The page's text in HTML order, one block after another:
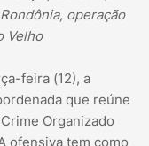
operação
Velho
feira (12), a
que reúne
Organizado
ofensiva tem como